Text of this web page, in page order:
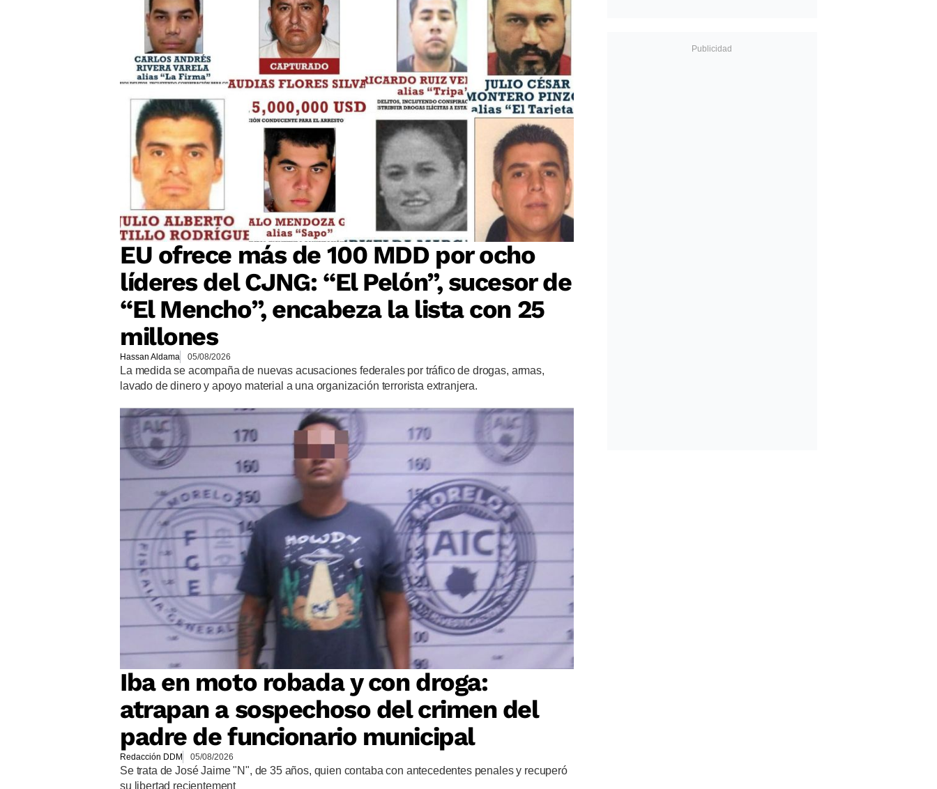
EU ofrece más de 100 MDD por ocho
líderes del CJNG: “El Pelón”, sucesor de
“El Mencho”, encabeza la lista con 25
millones
Hassan Aldama 05/08/2026
La medida se acompaña de nuevas acusaciones federales por tráfico de drogas, armas,
lavado de dinero y apoyo material a una organización terrorista extranjera.
Iba en moto robada y con droga:
atrapan a sospechoso del crimen del
padre de funcionario municipal
Redacción DDM 05/08/2026
Se trata de José Jaime "N", de 35 años, quien contaba con antecedentes penales y recuperó
su libertad recientement